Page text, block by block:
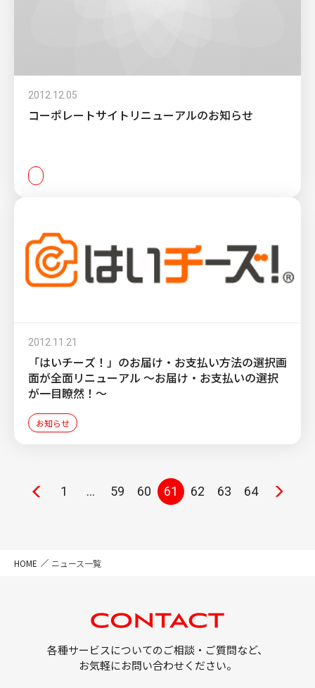
2012.12.05
コーポレートサイトリニューアルのお知らせ
2012.11.21
「はいチーズ！」のお届け・お支払い方法の選択画
面が全面リニューアル ～お届け・お支払いの選択
が一目瞭然！～
お知らせ
1 … 59 60 61 62 63 64
HOME ニュース一覧
各種サービスについてのご相談・ご質問など、
お気軽にお問い合わせください。